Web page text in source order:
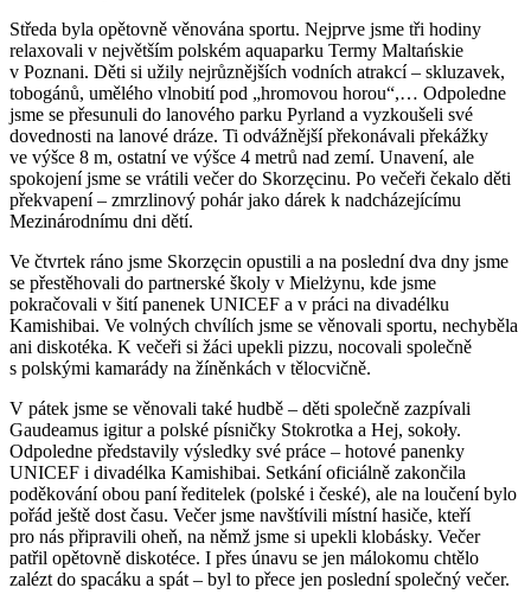
Středa byla opětovně věnována sportu. Nejprve jsme tři hodiny
relaxovali v největším polském aquaparku Termy Maltańskie
v Poznani. Děti si užily nejrůznějších vodních atrakcí – skluzavek,
tobogánů, umělého vlnobití pod „hromovou horou“,… Odpoledne
jsme se přesunuli do lanového parku Pyrland a vyzkoušeli své
dovednosti na lanové dráze. Ti odvážnější překonávali překážky
ve výšce 8 m, ostatní ve výšce 4 metrů nad zemí. Unavení, ale
spokojení jsme se vrátili večer do Skorzęcinu. Po večeři čekalo děti
překvapení – zmrzlinový pohár jako dárek k nadcházejícímu
Mezinárodnímu dni dětí.
Ve čtvrtek ráno jsme Skorzęcin opustili a na poslední dva dny jsme
se přestěhovali do partnerské školy v Mielżynu, kde jsme
pokračovali v šití panenek UNICEF a v práci na divadélku
Kamishibai. Ve volných chvílích jsme se věnovali sportu, nechyběla
ani diskotéka. K večeři si žáci upekli pizzu, nocovali společně
s polskými kamarády na žíněnkách v tělocvičně.
V pátek jsme se věnovali také hudbě – děti společně zazpívali
Gaudeamus igitur a polské písničky Stokrotka a Hej, sokoły.
Odpoledne představily výsledky své práce – hotové panenky
UNICEF i divadélka Kamishibai. Setkání oficiálně zakončila
poděkování obou paní ředitelek (polské i české), ale na loučení bylo
pořád ještě dost času. Večer jsme navštívili místní hasiče, kteří
pro nás připravili oheň, na němž jsme si upekli klobásky. Večer
patřil opětovně diskotéce. I přes únavu se jen málokomu chtělo
zalézt do spacáku a spát – byl to přece jen poslední společný večer.